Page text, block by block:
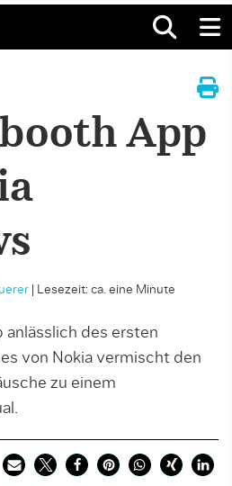
App
Lesezeit: ca. eine Minute
anlässlich des ersten
von Nokia vermischt den
zu einem